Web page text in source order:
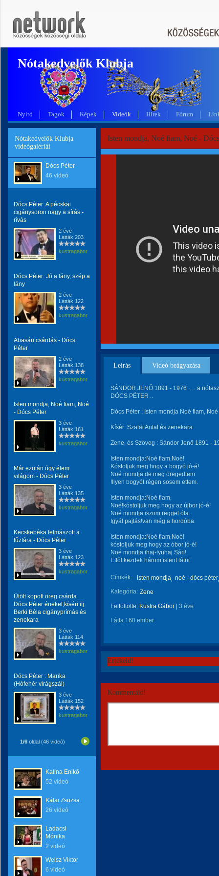
Nótakedvelők Klubja
Nyitó Tagok Képek Videók Hírek Fórum
Nótakedvelők Klubja
videógalériái
Dócs Péter
46 videó
Dócs Péter: A pécskai
cigánysoron nagy a sírás -
rívás
2 éve
Látták:203
kustragabor
Dócs Péter: Jó a lány, szép a
lány
2 éve
Látták:122
kustragabor
Abasári csárdás - Dócs
Péter
2 éve
Látták:138
kustragabor
Isten mondja, Noé fiam, Noé
- Dócs Péter
3 éve
Látták:161
kustragabor
Már ezután úgy élem
világom - Dócs Péter
3 éve
Látták:135
kustragabor
Kecskebéka felmászott a
fűzfára - Dócs Péter
3 éve
Látták:123
kustragabor
Ütött kopott öreg csárda
Dócs Péter énekel,kíséri ifj
Berki Béla cigányprímás és
zenekara
3 éve
Látták:114
kustragabor
Dócs Péter : Marika
(Hófehér virágszál)
3 éve
Látták:152
kustragabor
1/6 oldal (46 videó)
Kalina Enikő
52 videó
Kátai Zsuzsa
26 videó
Ladacsi
Mónika
2 videó
Weisz Viktor
6 videó
Isten mondja, Noé fiam, Noé -
Leírás Videó beágyazása
SÁNDOR JENŐ 1891 - 1976 . . . a
DÓCS PÉTER ..
Dócs Péter : Isten mondja Noé fiam, Noé
Kísér: Szalai Antal és zenekara
Zene, és Szöveg : Sándor Jenő 1891 -
Isten mondja:Noé fiam,Noé!
Kóstoljuk meg hogy a bogyó jó-é!
Noé mondja:de meg öregedtem
!Ilyen bogyót régen sosem ettem.
Isten mondja:Noé fiam,
Noé!kóstoljuk meg hogy az újbor jó-é!
Noé mondja:iszom reggel óta.
Igyál pajtás!van még a hordóba.
Isten mondja:Noé fiam,Noé!
kóstoljuk meg hogy az óbor jó-é!
Noé mondja:ihaj-tyuhaj Sári!
Ettől kezdek három istent látni.
Címkék: isten mondja noé - dócs péter
Kategória: Zene
Feltöltötte: Kustra Gábor 3 éve
Látta 160 ember.
Értékeld!
Kommentáld!